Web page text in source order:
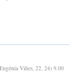
Viñes, 22, 24) 9.00